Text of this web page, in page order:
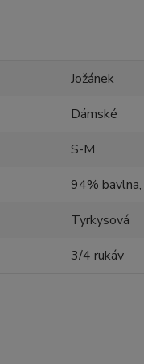
Jožánek
Dámské
S-M
94%
Tyrkysová
3/4 rukáv